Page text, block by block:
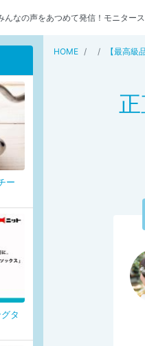
んなの声をあつめて発信！モニター
HOME 【最高
ー
タ